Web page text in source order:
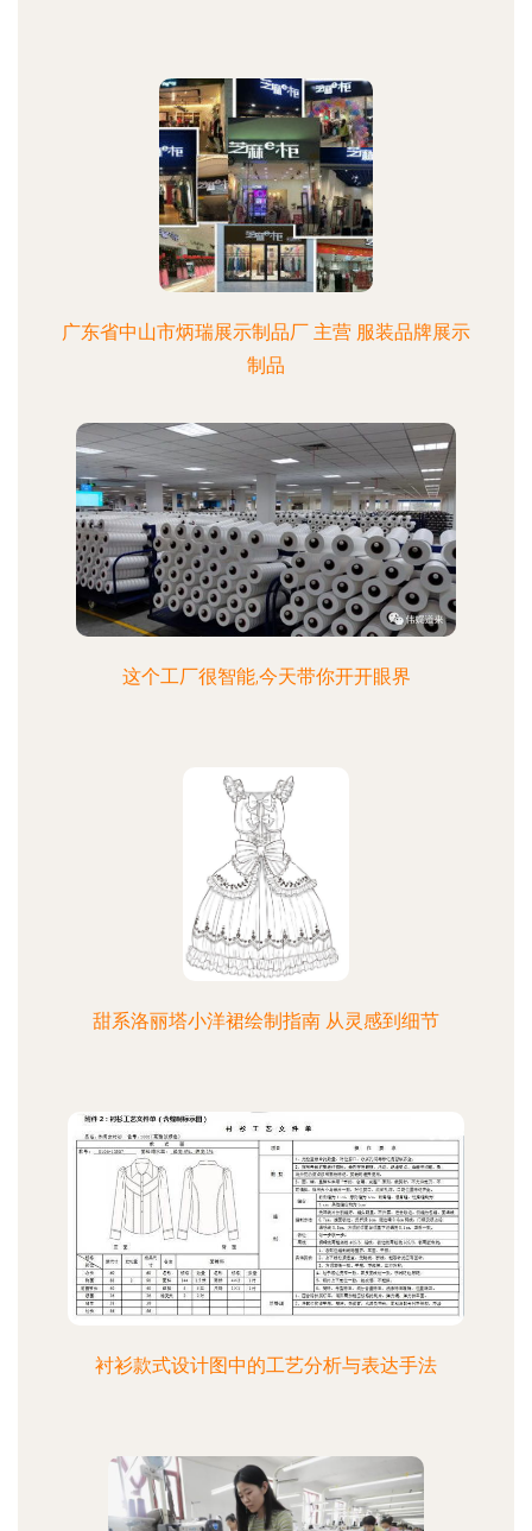
广东省中山市炳瑞展示制品厂 主营 服装品牌展示
制品
这个工厂很智能,今天带你开开眼界
甜系洛丽塔小洋裙绘制指南 从灵感到细节
衬衫款式设计图中的工艺分析与表达手法